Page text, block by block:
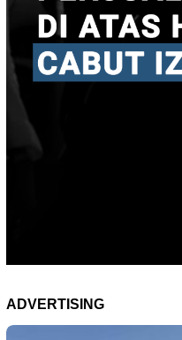
ADVERTISING